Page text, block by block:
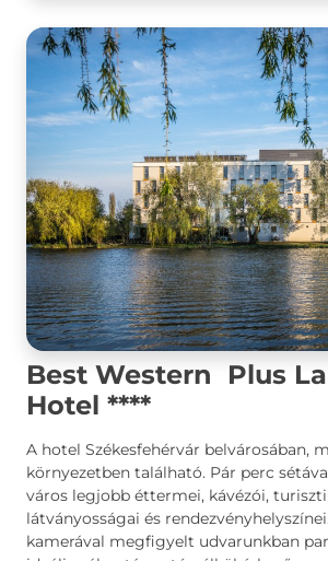
Best Western Plus
Hotel ****
A hotel Székesfehérvár belvárosában,
környezetben található. Pár perc
város legjobb éttermei, kávézói,
látványosságai és
kamerával megfigyelt udvarunkban